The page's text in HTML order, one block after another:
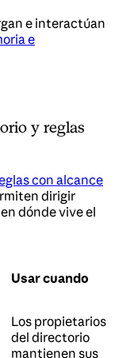
e interactúan
e
y reglas
con alcance
dirigir
dónde vive el
Usar cuando
Los propietarios
del directorio
mantienen sus